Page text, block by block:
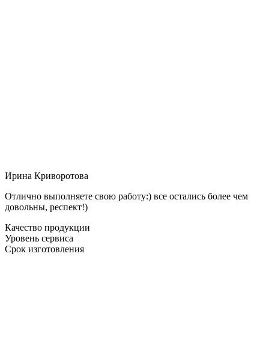
Ирина Криворотова
Отлично выполняете свою работу:) все остались более чем
довольны, респект!)
Качество продукции
Уровень сервиса
Срок изготовления